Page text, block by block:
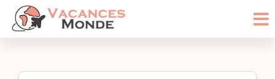
Passer
Monde